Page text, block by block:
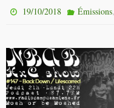
19/10/2018 Émissions,